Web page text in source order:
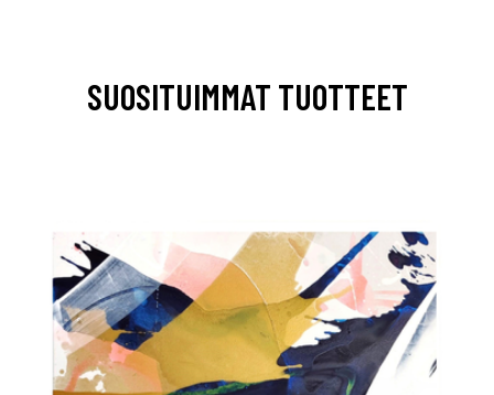
SUOSITUIMMAT TUOTTEET